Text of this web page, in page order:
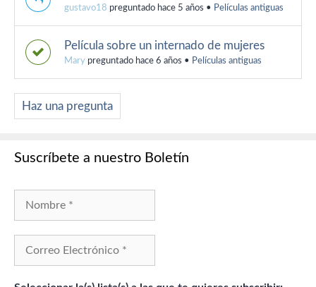
gustavo18 preguntado hace 5 años • Películas antiguas
Película sobre un internado de mujeres
Mary preguntado hace 6 años • Películas antiguas
Haz una pregunta
Suscríbete a nuestro Boletín